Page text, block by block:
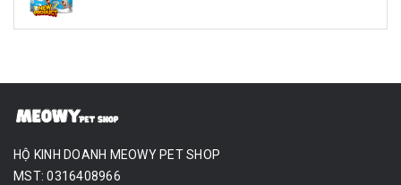
HỘ KINH DOANH MEOWY PET SHOP
MST: 0316408966